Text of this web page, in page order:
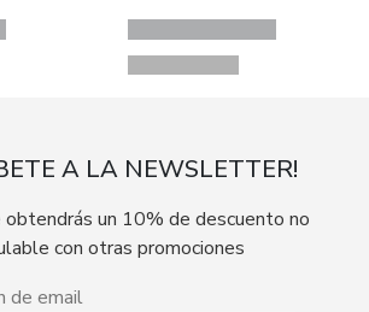
A LA NEWSLETTER!
un 10% de descuento no
con otras promociones